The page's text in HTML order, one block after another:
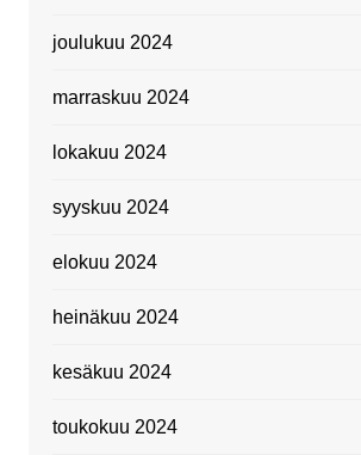
joulukuu 2024
marraskuu 2024
lokakuu 2024
syyskuu 2024
elokuu 2024
heinäkuu 2024
kesäkuu 2024
toukokuu 2024